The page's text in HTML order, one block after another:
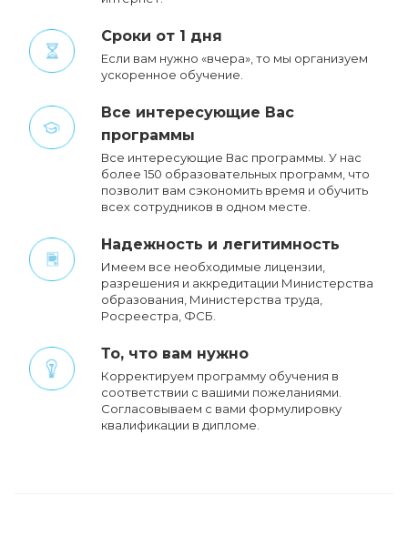
Сроки от 1 дня
Если вам нужно «вчера», то мы организуем
ускоренное обучение.
Все интересующие Вас
программы
Все интересующие Вас программы. У нас
более 150 образовательных программ, что
позволит вам сэкономить время и обучить
всех сотрудников в одном месте.
Надежность и легитимность
Имеем все необходимые лицензии,
разрешения и аккредитации Министерства
образования, Министерства труда,
Росреестра, ФСБ.
То, что вам нужно
Корректируем программу обучения в
соответствии с вашими пожеланиями.
Cогласовываем с вами формулировку
квалификации в дипломе.